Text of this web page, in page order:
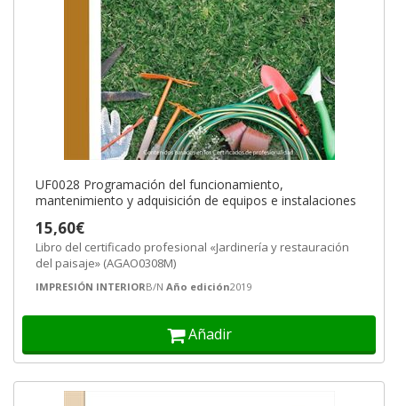
UF0028 Programación del funcionamiento,
mantenimiento y adquisición de equipos e instalaciones
15,60€
Libro del certificado profesional «Jardinería y restauración
del paisaje» (AGAO0308M)
IMPRESIÓN INTERIORB/N Año edición2019
Añadir